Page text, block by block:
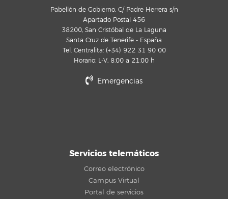
Pabellón de Gobierno, C/ Padre Herrera s/n
Apartado Postal 456
38200, San Cristóbal de La Laguna
Santa Cruz de Tenerife - España
Tel. Centralita: (+34) 922 31 90 00
Horario: L-V, 8:00 a 21:00 h
Emergencias
Servicios telemáticos
Correo electrónico
Campus Virtual
Portal de servicios